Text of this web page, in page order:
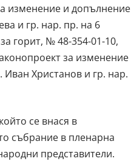
изменение и допълнение
и гр. нар. пр. на 6
горит, № 48-354-01-10,
за изменение
Христанов и гр. нар.
се внася в
събрание в пленарна
представители.